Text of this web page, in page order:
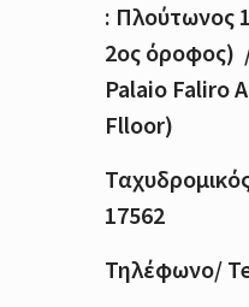
: Πλούτωνος
2ος όροφος)
Palaio Faliro
Flloor)
17562
Τηλέφωνο/